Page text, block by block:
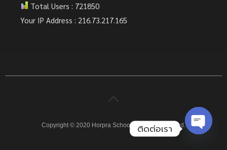
Total Users : 721850
Your IP Address : 216.73.217.165
Copyright © 2020 Horpra School. All rights reserved.
ติดต่อเรา